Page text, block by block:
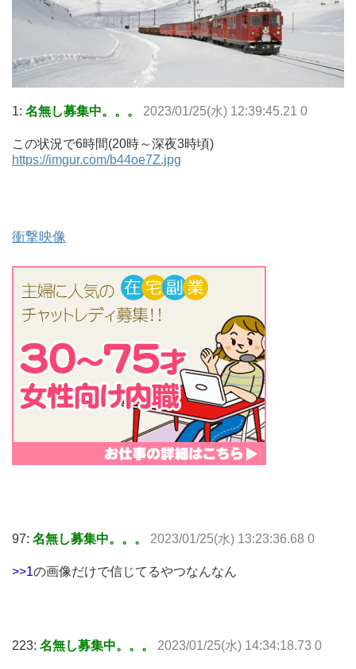
1: 名無し募集中。。。 2023/01/25(水) 12:39:45.21 0
この状況で6時間(20時～深夜3時頃)
https://imgur.com/b44oe7Z.jpg
衝撃映像
97: 名無し募集中。。。 2023/01/25(水) 13:23:36.68 0
>>1の画像だけで信じてるやつなんなん
223: 名無し募集中。。。 2023/01/25(水) 14:34:18.73 0